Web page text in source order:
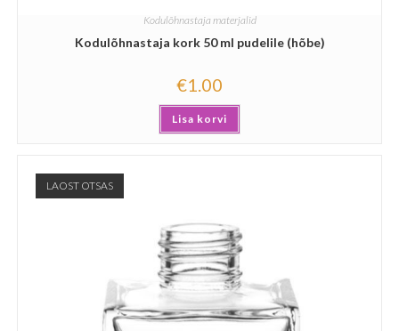
Kodulõhnastaja materjalid
Kodulõhnastaja kork 50 ml pudelile (hõbe)
€1.00
Lisa korvi
LAOST OTSAS